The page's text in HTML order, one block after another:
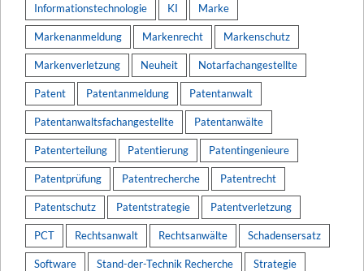
Informationstechnologie KI Marke
Markenanmeldung Markenrecht Markenschutz
Markenverletzung Neuheit Notarfachangestellte
Patent Patentanmeldung Patentanwalt
Patentanwaltsfachangestellte Patentanwälte
Patenterteilung Patentierung Patentingenieure
Patentprüfung Patentrecherche Patentrecht
Patentschutz Patentstrategie Patentverletzung
PCT Rechtsanwalt Rechtsanwälte Schadensersatz
Software Stand-der-Technik Recherche Strategie